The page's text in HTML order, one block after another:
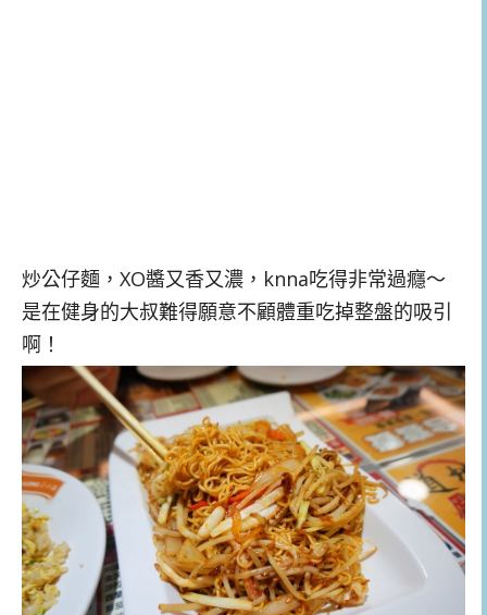
炒公仔麵，XO醬又香又濃，knna吃得非常過癮～
是在健身的大叔難得願意不顧體重吃掉整盤的吸引
啊！